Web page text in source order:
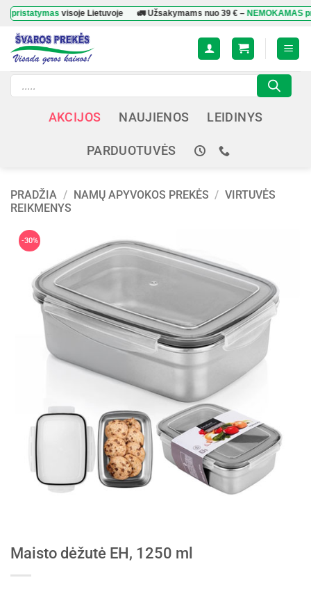
Skip
content
visoje Lietuvoje 🚛 Užsakymams nuo39 €–NEMOKAMAS
Products
search
AKCIJOS NAUJIENOS LEIDINYS
PARDUOTUVĖS
PRADŽIA / NAMŲ APYVOKOS PREKĖS / VIRTUVĖS
REIKMENYS
-30%
Maisto dėžutė EH, 1250 ml